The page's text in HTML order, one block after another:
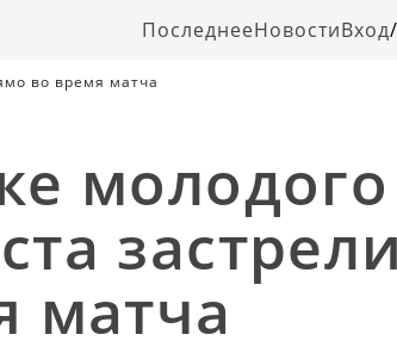
ПоследнееНовостиВход/
во время матча
молодого
матча